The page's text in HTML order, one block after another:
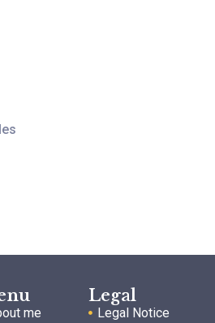
me
Legal
Legal Notice